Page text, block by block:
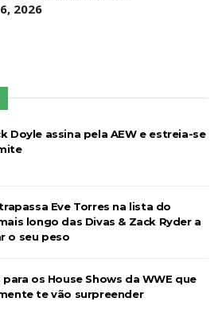
2026
Doyle assina pela AEW e estreia-se
Eve Torres na lista do
longo das Divas & Zack Ryder a
o seu peso
para os House Shows da WWE que
te vão surpreender